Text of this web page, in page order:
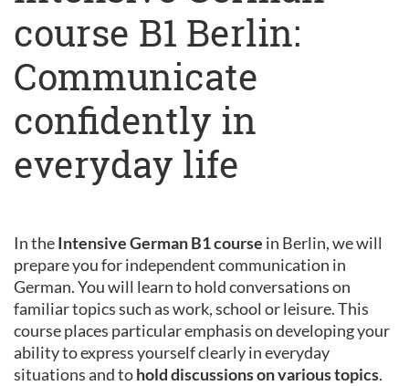
course B1 Berlin:
Communicate
confidently in
everyday life
In theIntensive German B1 course in Berlin, we will
prepare you for independent communication in
German. You will learn to hold conversations on
familiar topics such as work, school or leisure. This
course places particular emphasis on developing your
ability to express yourself clearly in everyday
situations and tohold discussions on various topics.